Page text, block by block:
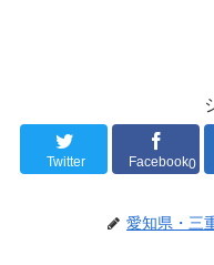
Twitter Facebook0
愛知県・三